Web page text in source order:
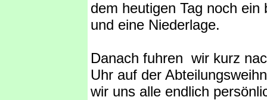
dem heutigen Tag noch
und eine Niederlage.
Danach fuhren wir kurz
Uhr auf der
wir uns alle endlich